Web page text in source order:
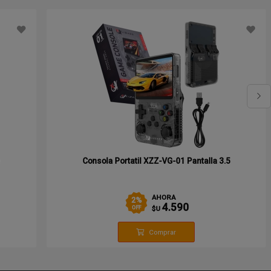
Consola Portatil XZZ-VG-01 Pantalla 3.5
2%
OFF
AHORA
$U4.590
Comprar